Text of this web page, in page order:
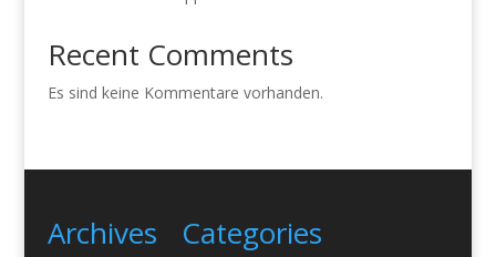
Recent Comments
Es sind keine Kommentare vorhanden.
Archives Categories